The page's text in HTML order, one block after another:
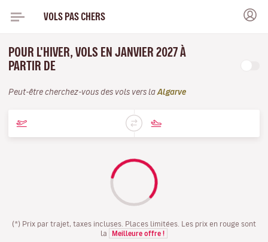
VOLS PAS CHERS
POUR L'HIVER, VOLS EN JANVIER 2027 À
PARTIR DE
Peut-être cherchez-vous des vols vers la Algarve
(*) Prix par trajet, taxes incluses. Places limitées. Les prix en rouge sont
la
Meilleure offre !